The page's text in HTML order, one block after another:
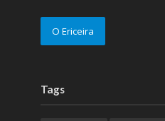
O Ericeira
Tags